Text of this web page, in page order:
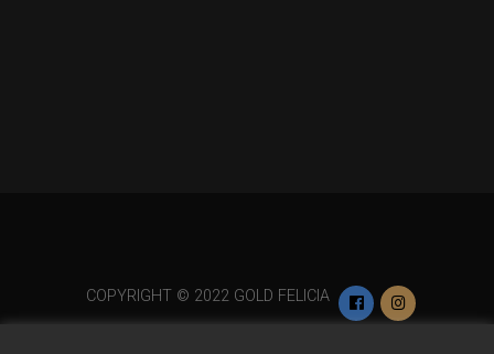
COPYRIGHT © 2022 GOLD FELICIA